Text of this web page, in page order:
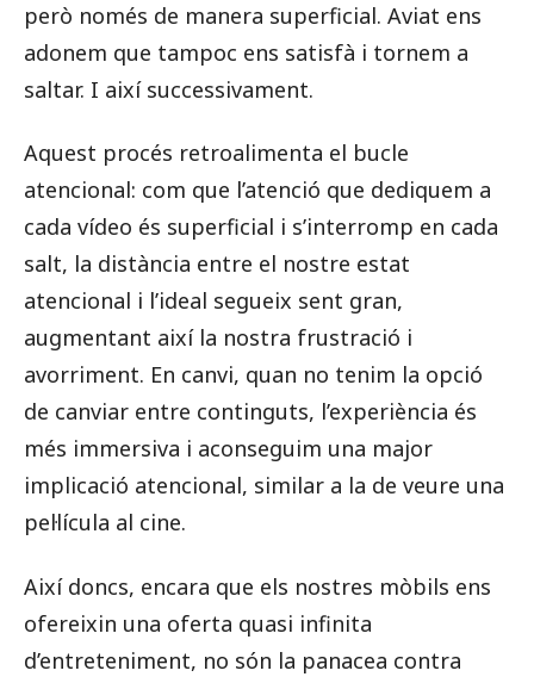
però només de manera superficial. Aviat ens
adonem que tampoc ens satisfà i tornem a
saltar. I així successivament.
Aquest procés retroalimenta el bucle
atencional: com que l’atenció que dediquem a
cada vídeo és superficial i s’interromp en cada
salt, la distància entre el nostre estat
atencional i l’ideal segueix sent gran,
augmentant així la nostra frustració i
avorriment. En canvi, quan no tenim la opció
de canviar entre continguts, l’experiència és
més immersiva i aconseguim una major
implicació atencional, similar a la de veure una
pel·lícula al cine.
Així doncs, encara que els nostres mòbils ens
ofereixin una oferta quasi infinita
d’entreteniment, no són la panacea contra